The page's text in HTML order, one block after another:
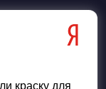
краску для